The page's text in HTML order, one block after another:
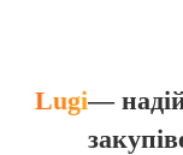
Lugi—